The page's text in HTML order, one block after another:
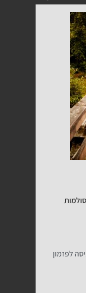
לפזמון